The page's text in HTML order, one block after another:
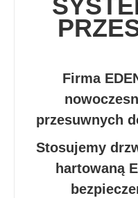
Firma
przesuwnych
Stosujemy
hartowaną